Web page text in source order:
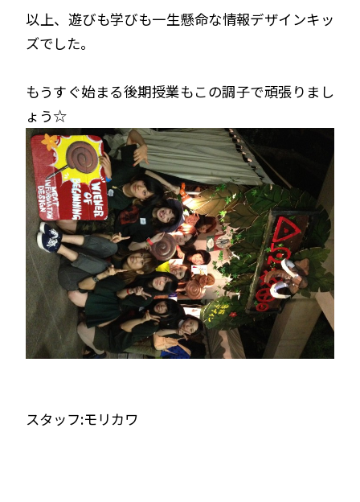
以上、遊びも学びも一生懸命な情報デザインキッ
ズでした。
もうすぐ始まる後期授業もこの調子で頑張りまし
ょう☆
スタッフ:モリカワ